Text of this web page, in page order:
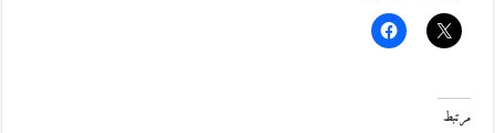
مرتبط